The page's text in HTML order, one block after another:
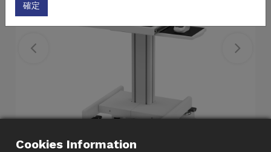
Cookies Information
確定